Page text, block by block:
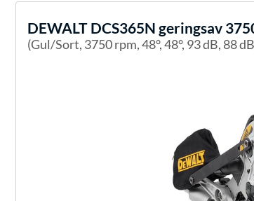
DEWALT DCS365N geringsav
(Gul/Sort, 3750 rpm, 48°, 48°, 93 dB, 88